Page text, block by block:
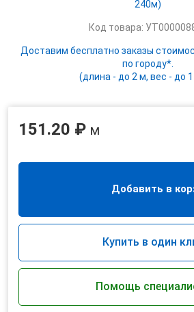
Код товара:
Доставим бесплатно заказы
по городу*.
(длина - до 2 м, вес - до
151.20 ₽ м
Добавить в
Купить в один
Помощь